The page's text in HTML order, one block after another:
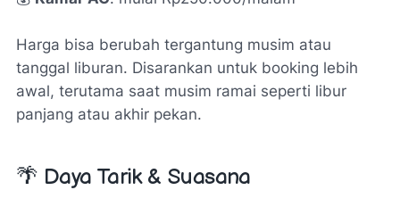
Harga bisa berubah tergantung musim atau
tanggal liburan. Disarankan untuk booking lebih
awal, terutama saat musim ramai seperti libur
panjang atau akhir pekan.
🌴 Daya Tarik & Suasana